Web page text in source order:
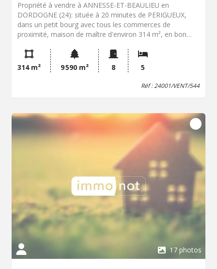
Propriété à vendre à ANNESSE-ET-BEAULIEU en
DORDOGNE (24): située à 20 minutes de PERIGUEUX,
dans un petit bourg avec tous les commerces de
proximité, maison de maître d'environ 314 m², en bon
d'environ 9590 m², d'une piscine chauffée et de
nombreuses dépendances. La bâtisse principale a été
construite en 2 parties (XVIIe et XVIIIe siècle). Elle est
édifiée en rez-de-chaussée + 1 étage + grenier
billard donnant sur la piscine, WC, buanderie/chaufferie et
1 petite cave en terre battue. Au 1er étage, vous
trouverez 5 chambres et 4 salle de bains, Présence de
nombreuses dépendances : cuisine d'été, ancienne
grange avec 1 pièce buanderie à l'étage, 1 grange
transformée en salle de réception en Rdc + 1 mezzanine
avec cheminée fonctionnelle et belle charpente, garage à
vélo, garage à voitures ... Piscine 5x10 enterrée, carrelée
et chauffée + local piscine. S'ajoutent 1 local commercial
d'environ 32 m² + 2 appartements loués d'environ 90 m²
+ 78 m²
314 m² 9 590 m² 8 5
Réf : 24001/VENT/544
17 photos